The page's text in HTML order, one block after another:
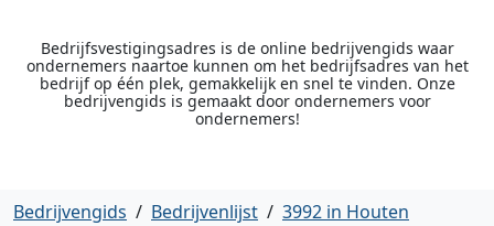
Bedrijfsvestigingsadres is de online bedrijvengids waar
ondernemers naartoe kunnen om het bedrijfsadres van het
bedrijf op één plek, gemakkelijk en snel te vinden. Onze
bedrijvengids is gemaakt door ondernemers voor
ondernemers!
Bedrijvengids / Bedrijvenlijst / 3992 in Houten